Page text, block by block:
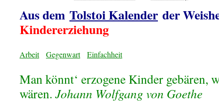
Aus dem Tolstoi Kalender der
Kindererziehung
Arbeit Gegenwart Einfachheit
Man könnt‘ erzogene Kinder gebären,
wären. Johann Wolfgang von Goethe